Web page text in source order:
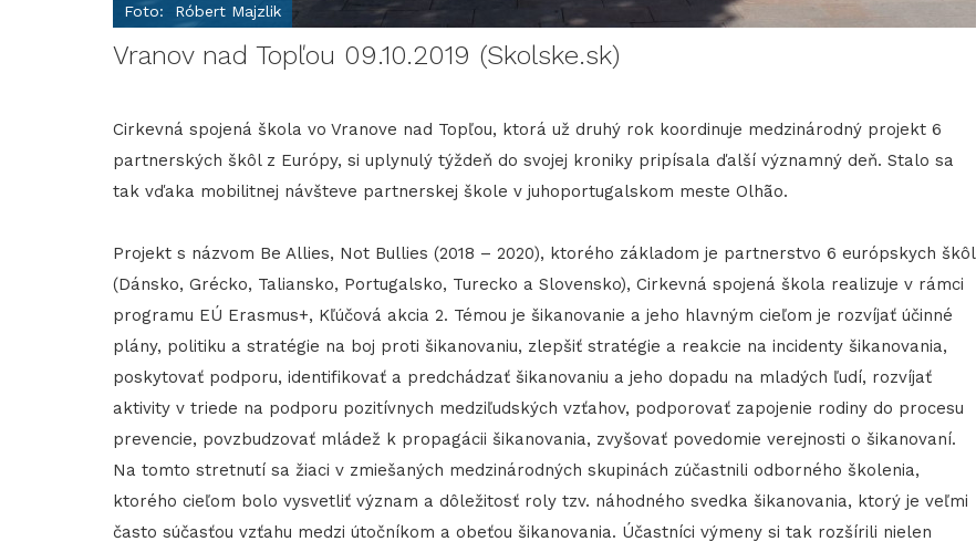
Foto: Róbert Majzlik
Vranov nad Topľou 09.10.2019 (Skolske.sk)
Cirkevná spojená škola vo Vranove nad Topľou, ktorá už druhý rok koordinuje medzinárodný projekt 6
partnerských škôl z Európy, si uplynulý týždeň do svojej kroniky pripísala ďalší významný deň. Stalo sa
tak vďaka mobilitnej návšteve partnerskej škole v juhoportugalskom meste Olhão.
Projekt s názvom Be Allies, Not Bullies (2018 – 2020), ktorého základom je partnerstvo 6 európskych škôl
(Dánsko, Grécko, Taliansko, Portugalsko, Turecko a Slovensko), Cirkevná spojená škola realizuje v rámci
programu EÚ Erasmus+, Kľúčová akcia 2. Témou je šikanovanie a jeho hlavným cieľom je rozvíjať účinné
plány, politiku a stratégie na boj proti šikanovaniu, zlepšiť stratégie a reakcie na incidenty šikanovania,
poskytovať podporu, identifikovať a predchádzať šikanovaniu a jeho dopadu na mladých ľudí, rozvíjať
aktivity v triede na podporu pozitívnych medziľudských vzťahov, podporovať zapojenie rodiny do procesu
prevencie, povzbudzovať mládež k propagácii šikanovania, zvyšovať povedomie verejnosti o šikanovaní.
Na tomto stretnutí sa žiaci v zmiešaných medzinárodných skupinách zúčastnili odborného školenia,
ktorého cieľom bolo vysvetliť význam a dôležitosť roly tzv. náhodného svedka šikanovania, ktorý je veľmi
často súčasťou vzťahu medzi útočníkom a obeťou šikanovania. Účastníci výmeny si tak rozšírili nielen